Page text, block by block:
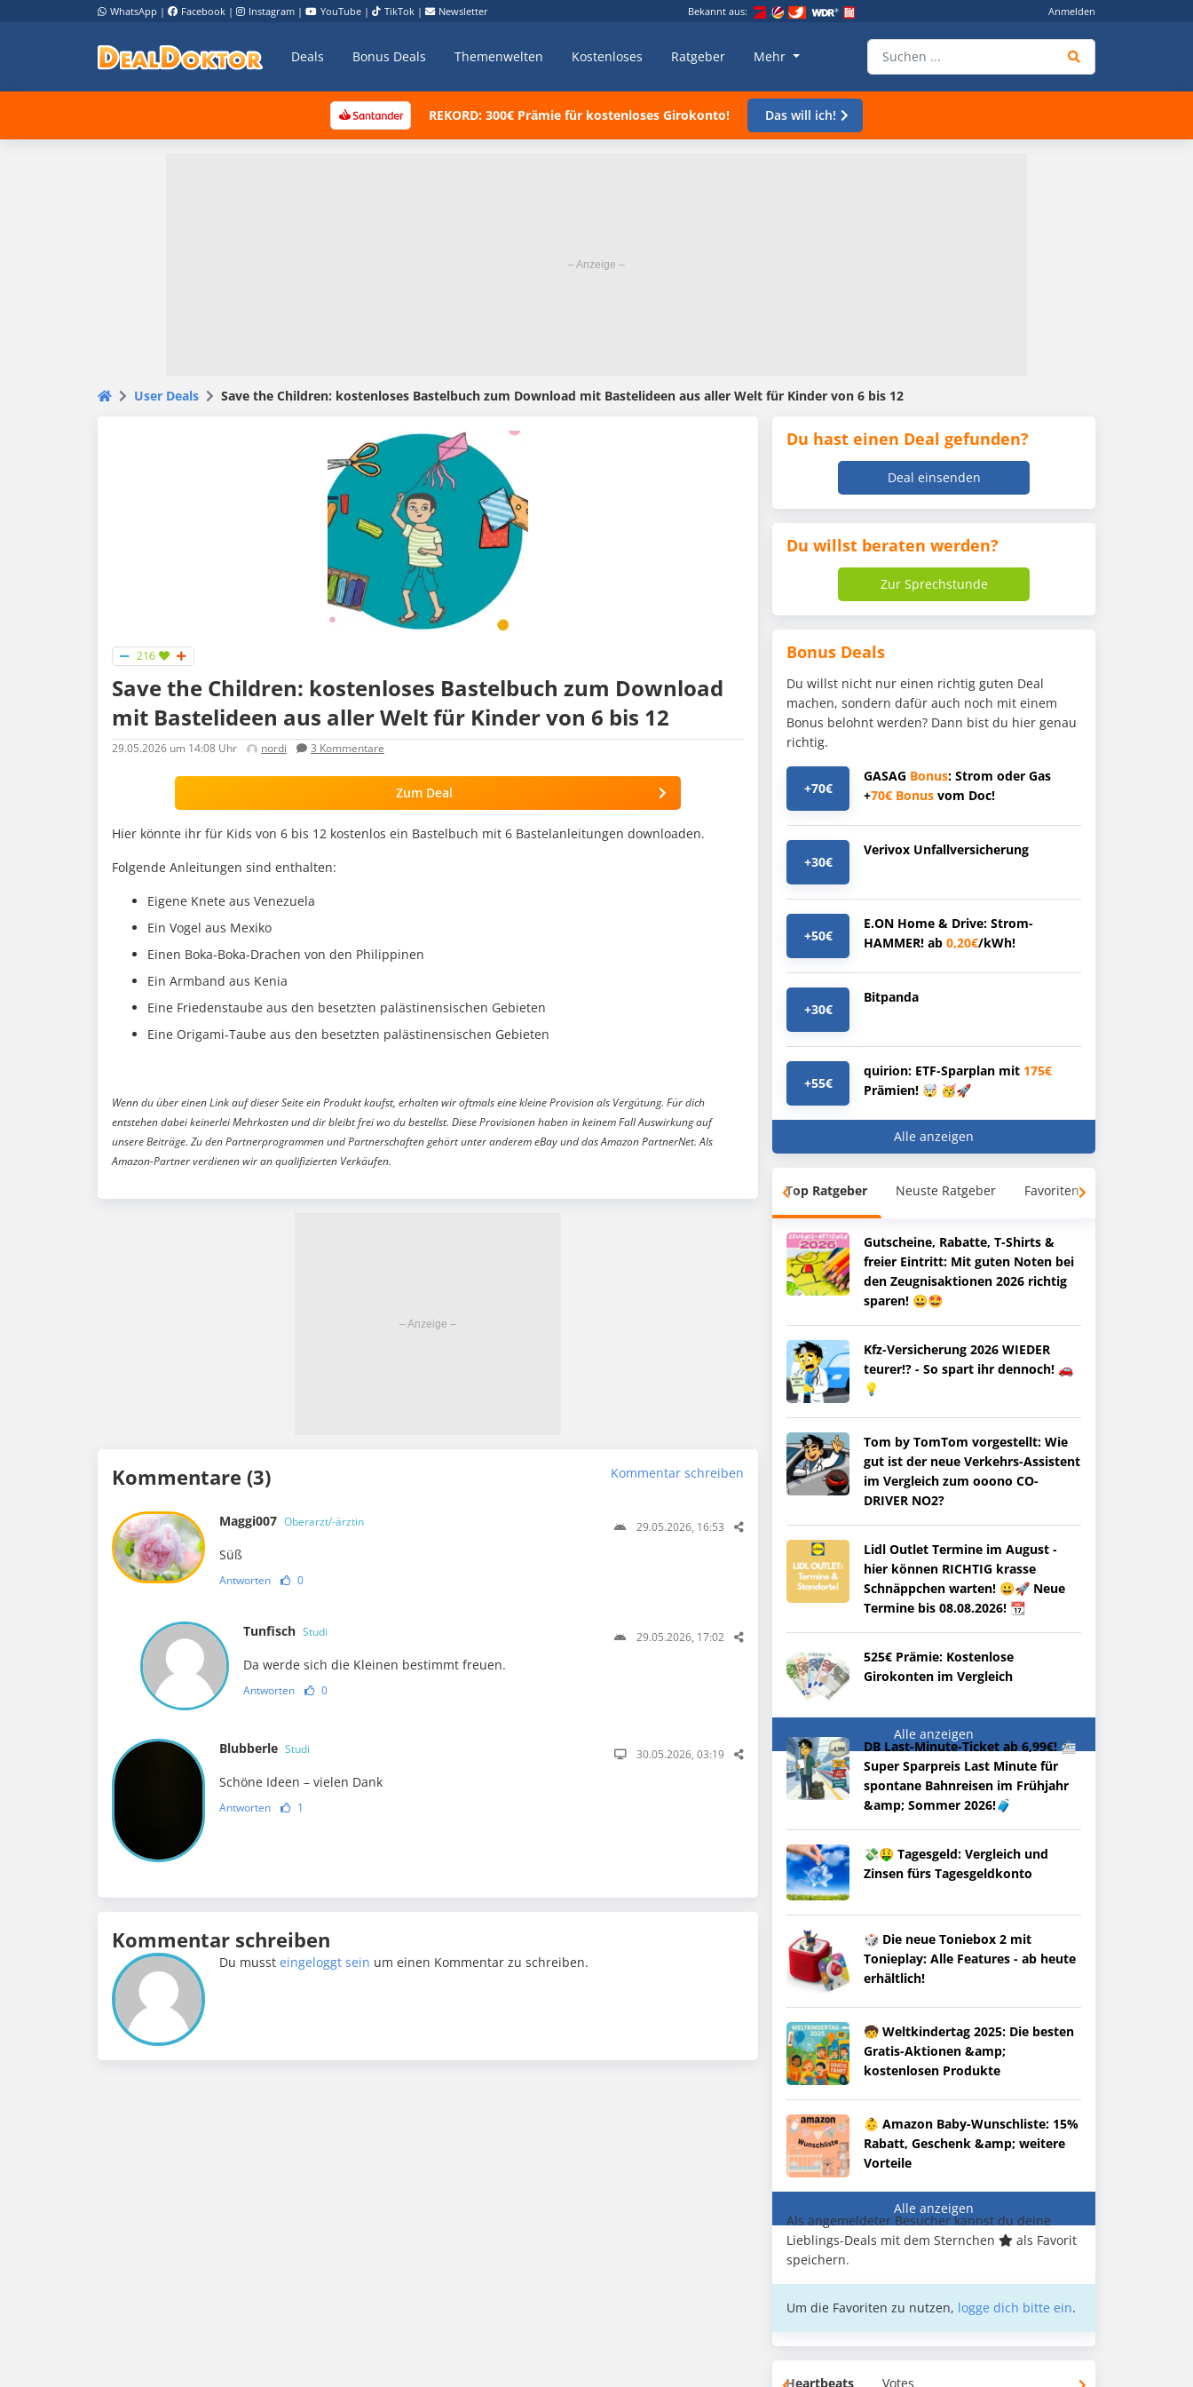
WhatsApp | Facebook | Instagram | YouTube | TikTok | Newsletter Bekannt aus: Anmelden
Deals Bonus Deals Themenwelten Kostenloses Ratgeber Mehr
REKORD: 300€ Prämie für kostenloses Girokonto! Das will ich!
User Deals Save the Children: kostenloses Bastelbuch zum Download mit Bastelideen aus aller Welt für Kinder von 6 bis 12
216
Save the Children: kostenloses Bastelbuch zum Download
mit Bastelideen aus aller Welt für Kinder von 6 bis 12
29.05.2026 um 14:08 Uhr nordi 3 Kommentare
Zum Deal
Hier könnte ihr für Kids von 6 bis 12 kostenlos ein Bastelbuch mit 6 Bastelanleitungen downloaden.
Folgende Anleitungen sind enthalten:
Eigene Knete aus Venezuela
Ein Vogel aus Mexiko
Einen Boka-Boka-Drachen von den Philippinen
Ein Armband aus Kenia
Eine Friedenstaube aus den besetzten palästinensischen Gebieten
Eine Origami-Taube aus den besetzten palästinensischen Gebieten
Wenn du über einen Link auf dieser Seite ein Produkt kaufst, erhalten wir oftmals eine kleine Provision als Vergütung. Für dich
entstehen dabei keinerlei Mehrkosten und dir bleibt frei wo du bestellst. Diese Provisionen haben in keinem Fall Auswirkung auf
unsere Beiträge. Zu den Partnerprogrammen und Partnerschaften gehört unter anderem eBay und das Amazon PartnerNet. Als
Amazon-Partner verdienen wir an qualifizierten Verkäufen.
Kommentare (3) Kommentar schreiben
Maggi007 Oberarzt/-ärztin 29.05.2026, 16:53
Süß
Antworten 0
Tunfisch Studi 29.05.2026, 17:02
Da werde sich die Kleinen bestimmt freuen.
Antworten 0
Blubberle Studi 30.05.2026, 03:19
Schöne Ideen – vielen Dank
Antworten 1
Kommentar schreiben
Du mussteingeloggt sein um einen Kommentar zu schreiben.
Du hast einen Deal gefunden?
Deal einsenden
Du willst beraten werden?
Zur Sprechstunde
Bonus Deals
Du willst nicht nur einen richtig guten Deal
machen, sondern dafür auch noch mit einem
Bonus belohnt werden? Dann bist du hier genau
richtig.
+70€
GASAG Bonus: Strom oder Gas
+70€ Bonus vom Doc!
+30€
Verivox Unfallversicherung
+50€
E.ON Home & Drive: Strom-
HAMMER! ab 0,20€/kWh!
+30€
Bitpanda
+55€
quirion: ETF-Sparplan mit 175€
Prämien! 🤯 🥳🚀
Alle anzeigen
Top Ratgeber Neuste Ratgeber Favoriten
Gutscheine, Rabatte, T-Shirts &
freier Eintritt: Mit guten Noten bei
den Zeugnisaktionen 2026 richtig
sparen! 😀🤩
Kfz-Versicherung 2026 WIEDER
teurer!? - So spart ihr dennoch! 🚗
💡
Tom by TomTom vorgestellt: Wie
gut ist der neue Verkehrs-Assistent
im Vergleich zum ooono CO-
DRIVER NO2?
Lidl Outlet Termine im August -
hier können RICHTIG krasse
Schnäppchen warten! 😀🚀 Neue
Termine bis 08.08.2026! 📆
525€ Prämie: Kostenlose
Girokonten im Vergleich
Alle anzeigen
DB Last-Minute-Ticket ab 6,99€! 🚈
Super Sparpreis Last Minute für
spontane Bahnreisen im Frühjahr
&amp; Sommer 2026!🧳
💸🤑 Tagesgeld: Vergleich und
Zinsen fürs Tagesgeldkonto
🎲 Die neue Toniebox 2 mit
Tonieplay: Alle Features - ab heute
erhältlich!
🧒 Weltkindertag 2025: Die besten
Gratis-Aktionen &amp;
kostenlosen Produkte
👶 Amazon Baby-Wunschliste: 15%
Rabatt, Geschenk &amp; weitere
Vorteile
Alle anzeigen
Als angemeldeter Besucher kannst du deine
Lieblings-Deals mit dem Sternchen
als Favorit
speichern.
Um die Favoriten zu nutzen, logge dich bitte ein.
Heartbeats Votes